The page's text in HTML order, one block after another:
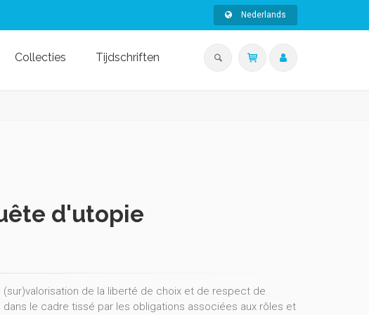
Nederlands
Collecties Tijdschriften
d'utopie
de la liberté de choix et de respect de
le cadre tissé par les obligations associées aux rôles et